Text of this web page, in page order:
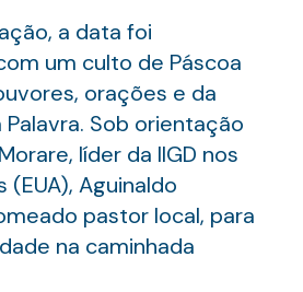
a data foi
um culto de Páscoa
orações e da
Sob orientação
líder da IIGD nos
(EUA), Aguinaldo
pastor local, para
na caminhada